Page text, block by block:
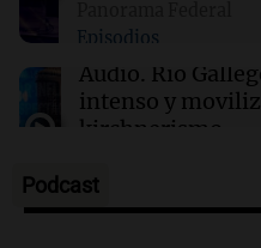
03:32 Mundo
Rescate invernal
estadounidense
Nueva Zelanda
Episodios
Audio. Río
intenso y
kirchnerismo
Episodios
Audio.Debate en
Podcast